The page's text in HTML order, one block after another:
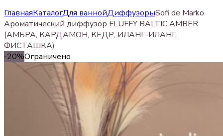
ГлавнаяКаталогДля ваннойДиффузорыSofi de Marko
Ароматический диффузор FLUFFY BALTIC AMBER
(АМБРА, КАРДАМОН, КЕДР, ИЛАНГ-ИЛАНГ,
ФИСТАШКА)
-20%Ограничено